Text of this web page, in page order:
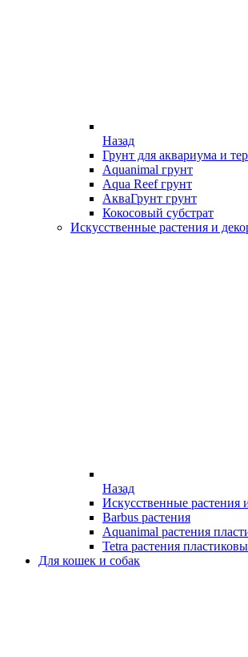
Назад
Грунт для аквариума и
Aquanimal грунт
Aqua Reef грунт
АкваГрунт грунт
Кокосовый субстрат
Искусственные растения и
Назад
Искусственные растения
Barbus растения
Aquanimal растения
Tetra растения
Для кошек и собак